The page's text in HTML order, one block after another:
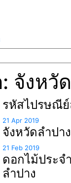
จังหวั
รหัสไปรษณีย์
21 Apr 2019
จังหวัดลำปาง
21 Feb 2019
ดอกไม้ประจ
ลำปาง